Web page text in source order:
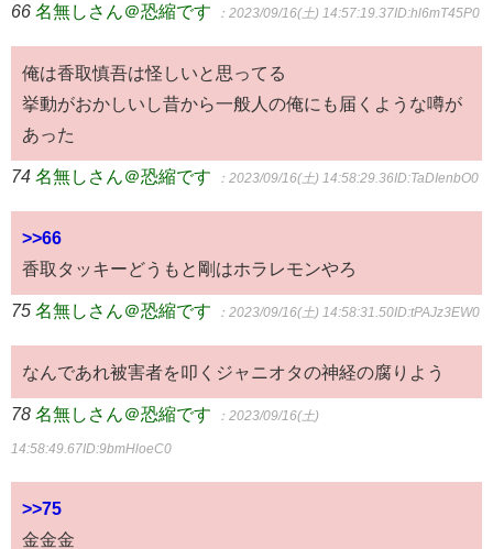
66 名無しさん＠恐縮です ：2023/09/16(土) 14:57:19.37ID:hl6mT45P0
俺は香取慎吾は怪しいと思ってる
挙動がおかしいし昔から一般人の俺にも届くような噂が
あった
74 名無しさん＠恐縮です ：2023/09/16(土) 14:58:29.36ID:TaDIenbO0
>>66
香取タッキーどうもと剛はホラレモンやろ
75 名無しさん＠恐縮です ：2023/09/16(土) 14:58:31.50ID:tPAJz3EW0
なんであれ被害者を叩くジャニオタの神経の腐りよう
78 名無しさん＠恐縮です ：2023/09/16(土)
14:58:49.67ID:9bmHloeC0
>>75
金金金